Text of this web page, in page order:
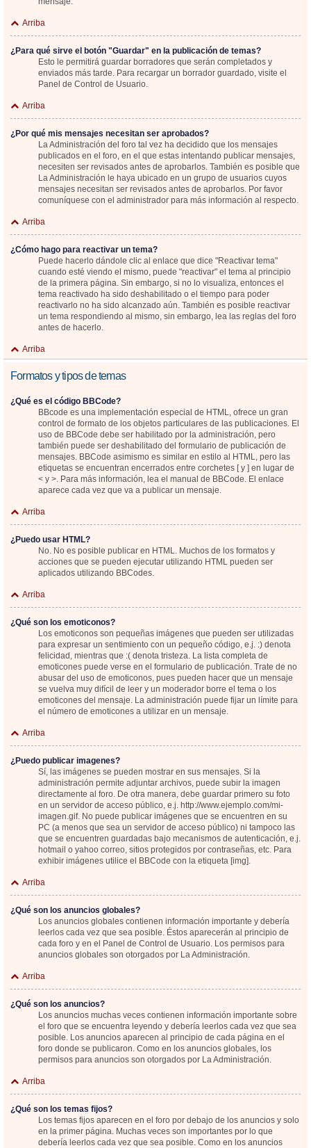
Arriba
¿Para qué sirve el botón "Guardar" en la publicación de temas?
Esto le permitirá guardar borradores que serán completados y
enviados más tarde. Para recargar un borrador guardado, visite el
Panel de Control de Usuario.
Arriba
¿Por qué mis mensajes necesitan ser aprobados?
La Administración del foro tal vez ha decidido que los mensajes
publicados en el foro, en el que estas intentando publicar mensajes,
necesiten ser revisados antes de aprobarlos. También es posible que
La Administración le haya ubicado en un grupo de usuarios cuyos
mensajes necesitan ser revisados antes de aprobarlos. Por favor
comuníquese con el administrador para más información al respecto.
Arriba
¿Cómo hago para reactivar un tema?
Puede hacerlo dándole clic al enlace que dice "Reactivar tema"
cuando esté viendo el mismo, puede "reactivar" el tema al principio
de la primera página. Sin embargo, si no lo visualiza, entonces el
tema reactivado ha sido deshabilitado o el tiempo para poder
reactivarlo no ha sido alcanzado aún. También es posible reactivar
un tema respondiendo al mismo, sin embargo, lea las reglas del foro
antes de hacerlo.
Arriba
Formatos y tipos de temas
¿Qué es el código BBCode?
BBcode es una implementación especial de HTML, ofrece un gran
control de formato de los objetos particulares de las publicaciones. El
uso de BBCode debe ser habilitado por la administración, pero
también puede ser deshabilitado del formulario de publicación de
mensajes. BBCode asimismo es similar en estilo al HTML, pero las
etiquetas se encuentran encerrados entre corchetes [ y ] en lugar de
< y >. Para más información, lea el manual de BBCode. El enlace
aparece cada vez que va a publicar un mensaje.
Arriba
¿Puedo usar HTML?
No. No es posible publicar en HTML. Muchos de los formatos y
acciones que se pueden ejecutar utilizando HTML pueden ser
aplicados utilizando BBCodes.
Arriba
¿Qué son los emoticonos?
Los emoticonos son pequeñas imágenes que pueden ser utilizadas
para expresar un sentimiento con un pequeño código, e.j. :) denota
felicidad, mientras que :( denota tristeza. La lista completa de
emoticones puede verse en el formulario de publicación. Trate de no
abusar del uso de emoticonos, pues pueden hacer que un mensaje
se vuelva muy difícil de leer y un moderador borre el tema o los
emoticones del mensaje. La administración puede fijar un límite para
el número de emoticones a utilizar en un mensaje.
Arriba
¿Puedo publicar imagenes?
Sí, las imágenes se pueden mostrar en sus mensajes. Si la
administración permite adjuntar archivos, puede subir la imagen
directamente al foro. De otra manera, debe guardar primero su foto
en un servidor de acceso público, e.j. http://www.ejemplo.com/mi-
imagen.gif. No puede publicar imágenes que se encuentren en su
PC (a menos que sea un servidor de acceso público) ni tampoco las
que se encuentren guardadas bajo mecanismos de autenticación, e.j.
hotmail o yahoo correo, sitios protegidos por contraseñas, etc. Para
exhibir imágenes utilice el BBCode con la etiqueta [img].
Arriba
¿Qué son los anuncios globales?
Los anuncios globales contienen información importante y debería
leerlos cada vez que sea posible. Éstos aparecerán al principio de
cada foro y en el Panel de Control de Usuario. Los permisos para
anuncios globales son otorgados por La Administración.
Arriba
¿Qué son los anuncios?
Los anuncios muchas veces contienen información importante sobre
el foro que se encuentra leyendo y debería leerlos cada vez que sea
posible. Los anuncios aparecen al principio de cada página en el
foro donde se publicaron. Como en los anuncios globales, los
permisos para anuncios son otorgados por La Administración.
Arriba
¿Qué son los temas fijos?
Los temas fijos aparecen en el foro por debajo de los anuncios y solo
en la primer página. Muchas veces son importantes por lo que
debería leerlos cada vez que sea posible. Como en los anuncios